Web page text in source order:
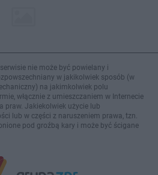
nie może być powielany i
w jakikolwiek sposób (w
na jakimkolwiek polu
włącznie z umieszczaniem w Internecie
praw. Jakiekolwiek użycie lub
lub w części z naruszeniem prawa, tzn.
pod groźbą kary i może być ścigane